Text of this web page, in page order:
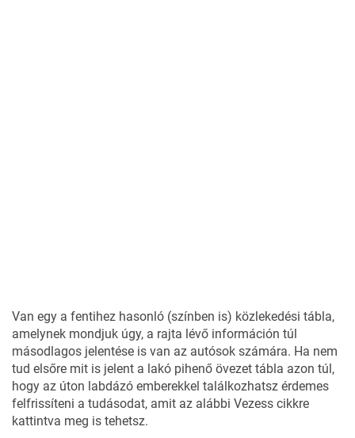
Van egy a fentihez hasonló (színben is) közlekedési tábla,
amelynek mondjuk úgy, a rajta lévő információn túl
másodlagos jelentése is van az autósok számára. Ha nem
tud elsőre mit is jelent a lakó pihenő övezet tábla azon túl,
hogy az úton labdázó emberekkel találkozhatsz érdemes
felfrissíteni a tudásodat, amit az alábbi Vezess cikkre
kattintva meg is tehetsz.